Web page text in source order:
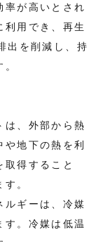
率が高いとされ
利用でき、再生
出を削減し、持
は、外部から熱
地下の熱を利
得すること
。
ルギーは、冷媒
す。冷媒は低温